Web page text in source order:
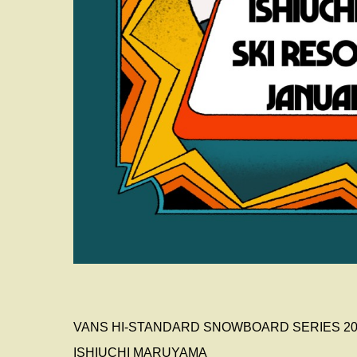
VANS HI-STANDARD SNOWBOARD SERIES
ISHIUCHI MARUYAMA